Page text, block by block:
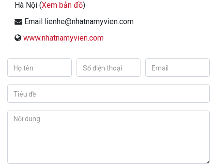
Hà Nội (Xem bản đồ)
Email lienhe@nhatnamyvien.com
www.nhatnamyvien.com